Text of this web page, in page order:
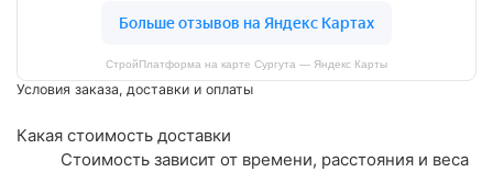
СтройПлатформа на карте Сургута — Яндекс Карты
Условия заказа, доставки и оплаты
Какая стоимость доставки
Стоимость зависит от времени, расстояния и веса